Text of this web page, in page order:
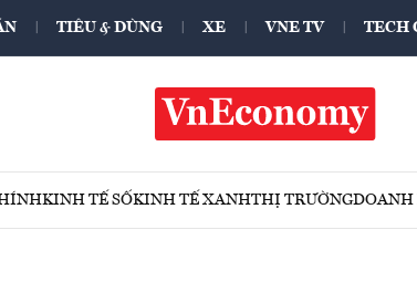
TIÊU & DÙNG XE VNE TV TECH
KINH TẾ SỐKINH TẾ XANHTHỊ TRƯỜNGDOANH